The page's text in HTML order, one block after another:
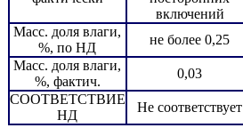
включений
Масс. доля влаги,
%, по НД
не более 0,25
Масс. доля влаги,
%, фактич.
0,03
СООТВЕТСТВИЕ
НД
Не соответствует